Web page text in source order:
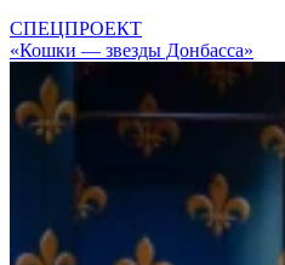
СПЕЦПРОЕКТ
«Кошки — звезды Донбасса»